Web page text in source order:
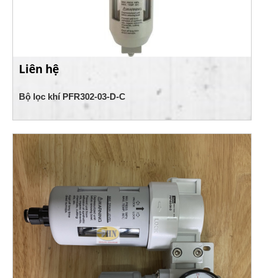
Liên hệ
Bộ lọc khí PFR302-03-D-C